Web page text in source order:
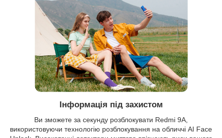
Інформація під захистом
Ви зможете за секунду розблокувати Redmi 9A,
використовуючи технологію розблокування на обличчі AI Face